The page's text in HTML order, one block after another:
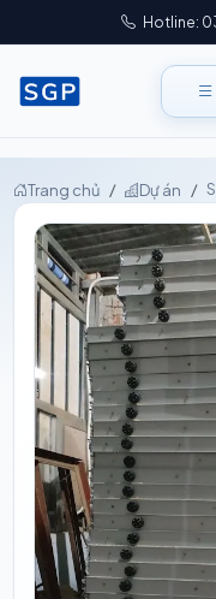
Hotline:
Trang chủ Dự án